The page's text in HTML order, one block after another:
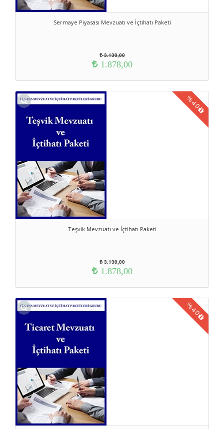
Sermaye Piyasası Mevzuatı ve İçtihatı Paketi
3.130,00
1.878,00
Teşvik Mevzuatı ve İçtihatı Paketi
%40
3.130,00
1.878,00
%40